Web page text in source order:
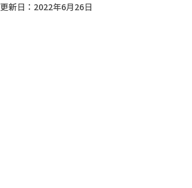
更新日： 2022年6月26日